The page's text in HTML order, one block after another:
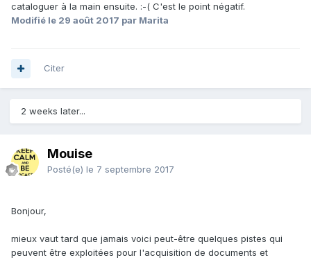
cataloguer à la main ensuite. :-( C'est le point négatif.
Modifié le 29 août 2017 par Marita
Citer
2 weeks later...
Mouise
Posté(e) le 7 septembre 2017
Bonjour,
mieux vaut tard que jamais voici peut-être quelques pistes qui
peuvent être exploitées pour l'acquisition de documents et